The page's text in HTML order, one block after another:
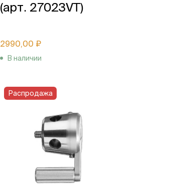
(арт. 27023VT)
2990,00 ₽
В наличии
Распродажа